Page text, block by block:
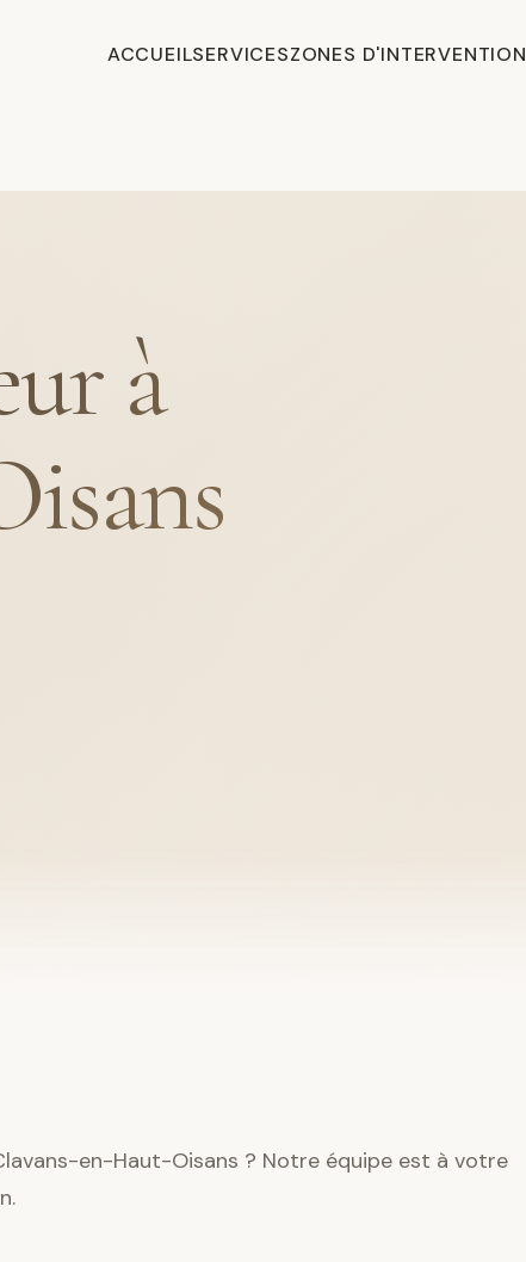
ACCUEILSERVICESZONES D'INTERVENTION
à
en-Haut-Oisans ? Notre équipe est à votre